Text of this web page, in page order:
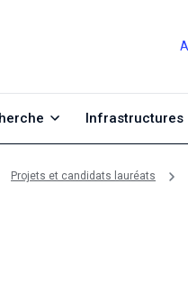
Infrastructures
Projets et candidats lauréats